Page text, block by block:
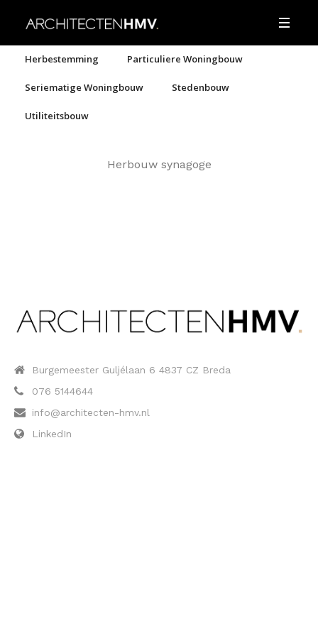
Herbestemming Particuliere Woningbouw
Seriematige Woningbouw Stedenbouw
Utiliteitsbouw
Herbouw synagoge
Burgemeester Guljélaan 6 4837 CZ Breda
076 5144644
info@architecten-hmv.nl
LinkedIn